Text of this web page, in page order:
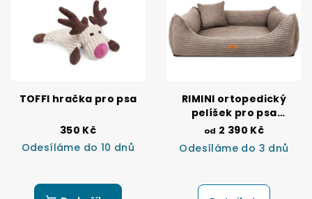
TOFFI hračka pro psa
350 Kč
Odesíláme do 10 dnů
RIMINI ortopedický
pelíšek pro psa
kapučíno
od 2 390 Kč
Odesíláme do 3 dnů
hodnocení